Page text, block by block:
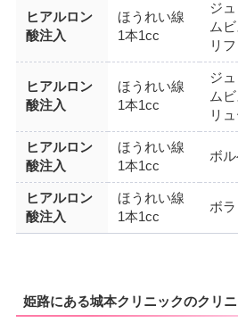
ヒアルロン
酸注入
ほうれい線
1本1cc
ジ
ム
リフ
ヒアルロン
酸注入
ほうれい線
1本1cc
ジ
ム
リ
ヒアルロン
酸注入
ほうれい線
1本1cc
ボル
ヒアルロン
酸注入
ほうれい線
1本1cc
ボ
姫路にある城本クリニックのクリ